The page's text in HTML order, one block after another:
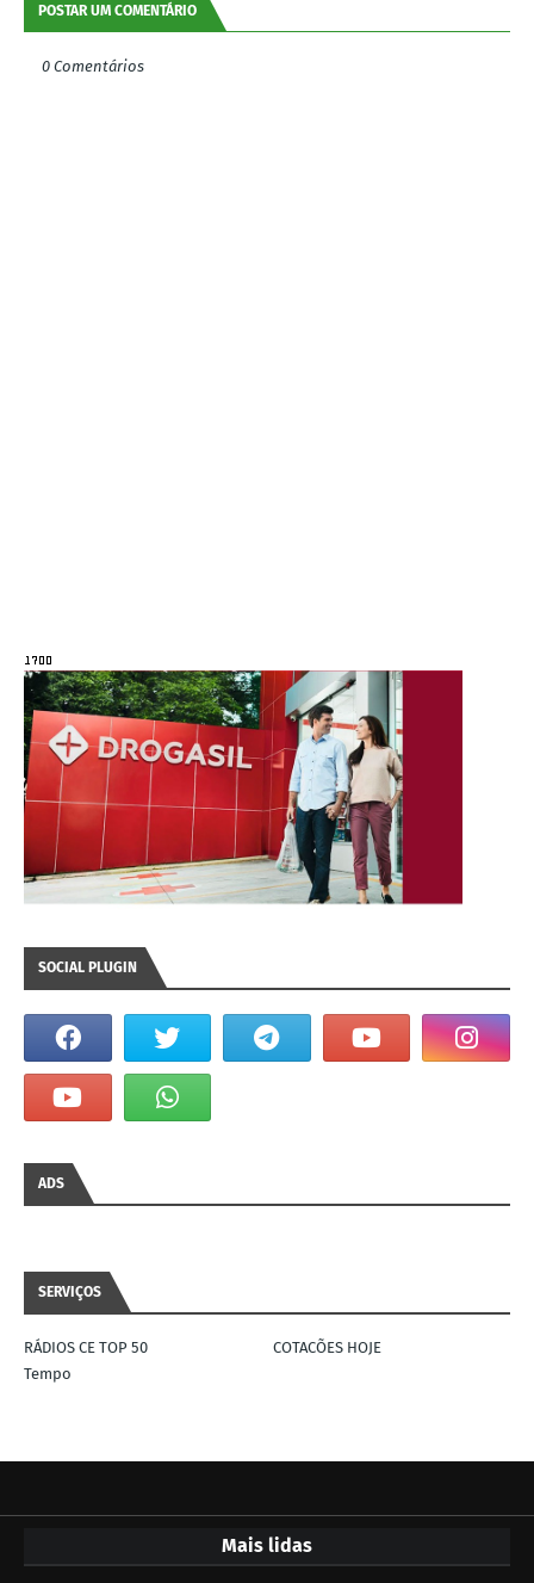
POSTAR UM COMENTÁRIO
0 Comentários
SOCIAL PLUGIN
ADS
SERVIÇOS
RÁDIOS CE TOP 50
COTACÕES HOJE
Tempo
Mais lidas